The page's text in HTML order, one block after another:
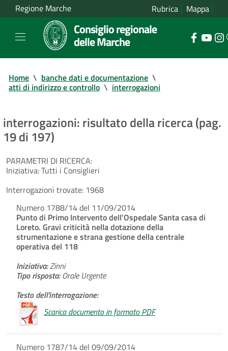
Regione Marche Rubrica Mappa
Consiglio regionale
delle Marche
Home \ banche dati e documentazione \
atti di indirizzo e controllo \ interrogazioni
interrogazioni: risultato della ricerca (pag.
19 di 197)
PARAMETRI DI RICERCA:
Iniziativa:Tutti i Consiglieri
Interrogazioni trovate: 1968
Numero 1788/14 del 11/09/2014
Punto di Primo Intervento dell'Ospedale Santa casa di
Loreto. Gravi criticità nella dotazione della
strumentazione e strana gestione della centrale
operativa del 118
Iniziativa:Zinni
Tipo risposta:Orale Urgente
Testo dell'interrogazione:
Scarica documento in formato PDF
Numero 1787/14 del 09/09/2014